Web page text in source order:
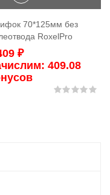
70*125мм без
RoxelPro
₽
409.08